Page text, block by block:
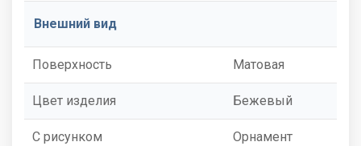
Внешний вид
Поверхность Матовая
Цвет изделия Бежевый
С рисунком Орнамент